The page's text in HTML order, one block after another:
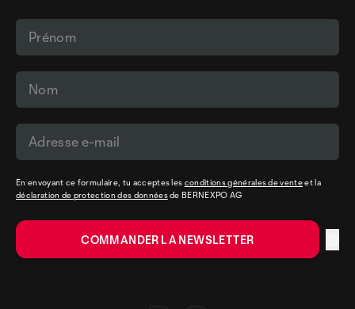
En envoyant ce formulaire, tu acceptes les conditions générales de venteet la
déclaration de protection des donnéesde BERNEXPO AG